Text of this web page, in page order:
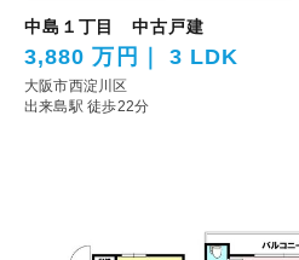
中島１丁目 中古戸建
3,880 万円 3 LDK
大阪市西淀川区
出来島駅 徒歩22分